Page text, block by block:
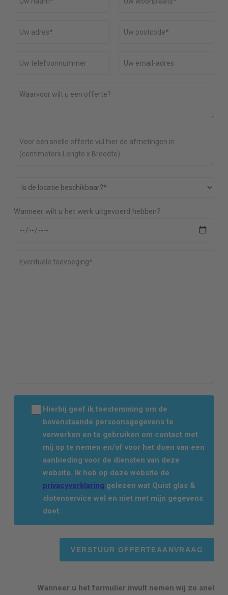
Wanneer wilt u het werk uitgevoerd hebben?
Hierbij geef ik toestemming om de
bovenstaande persoonsgegevens te
verwerken en te gebruiken om contact met
mij op te nemen en/of voor het doen van een
aanbieding voor de diensten van deze
website. Ik heb op deze website de
privacyverklaring gelezen wat Quist glas &
slotenservice wel en niet met mijn gegevens
doet.
Wanneer u het formulier invult nemen wij zo snel